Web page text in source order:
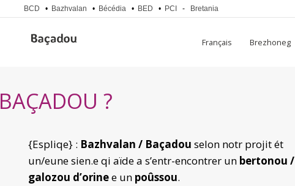
BCD • Bazhvalan • Bécédia • BED • PCI - Bretania
Français Brezhoneg
BAÇADOU ?
{Espliqe} : Bazhvalan / Baçadou selon notr projit ét
un/eune sien.e qi aïde a s’entr-encontrer un bertonou /
galozou d’orinee un poûssou.